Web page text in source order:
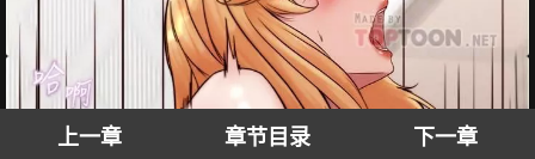
上一章 章节目录 下一章